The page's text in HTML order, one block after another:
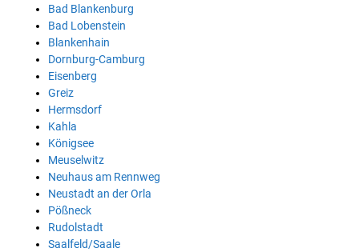
Bad Blankenburg
Bad Lobenstein
Blankenhain
Dornburg-Camburg
Eisenberg
Greiz
Hermsdorf
Kahla
Königsee
Meuselwitz
Neuhaus am Rennweg
Neustadt an der Orla
Pößneck
Rudolstadt
Saalfeld/Saale